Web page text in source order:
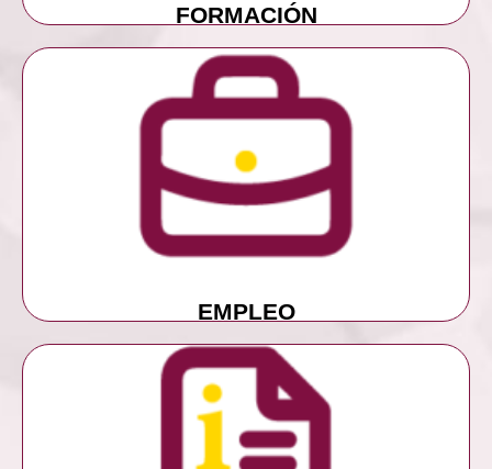
FORMACIÓN
EMPLEO
EMPLEO
MÁS INFORMACIÓN
MÁS INFORMACIÓN